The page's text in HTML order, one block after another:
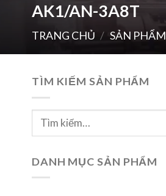
AK1/AN-3A8T
TRANG CHỦ / SẢN PHẨM
TÌM KIẾM SẢN PHẨM
DANH MỤC SẢN PHẨM